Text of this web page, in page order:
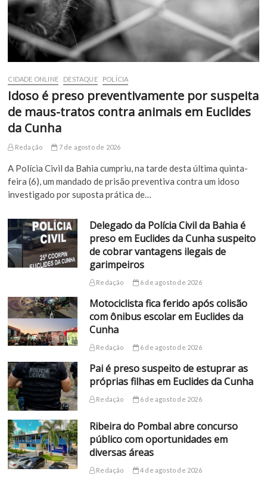
CIDADE ONLINE DESTAQUE POLÍCIA
Idoso é preso preventivamente por suspeita
de maus-tratos contra animais em Euclides
da Cunha
Redação 7 de agosto de 2026
A Polícia Civil da Bahia cumpriu, na tarde desta última quinta-
feira (6), um mandado de prisão preventiva contra um idoso
investigado por suposta prática de…
Delegado da Polícia Civil da Bahia é
preso em Euclides da Cunha suspeito
de cobrar vantagens ilegais de
garimpeiros
Redação 6 de agosto de 2026
Motociclista fica ferido após colisão
com ônibus escolar em Euclides da
Cunha
Redação 6 de agosto de 2026
Pai é preso suspeito de estuprar as
próprias filhas em Euclides da Cunha
Redação 6 de agosto de 2026
Ribeira do Pombal abre concurso
público com oportunidades em
diversas áreas
Redação 4 de agosto de 2026